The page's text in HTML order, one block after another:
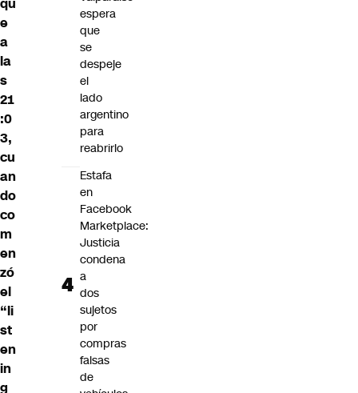
e
a
la
s
21
:0
3,
cu
an
do
co
m
en
zó
el
“li
st
en
in
g
espera
que
se
despeje
el
lado
argentino
para
reabrirlo
Estafa
en
Facebook
Marketplace:
Justicia
condena
a
dos
sujetos
por
compras
falsas
de